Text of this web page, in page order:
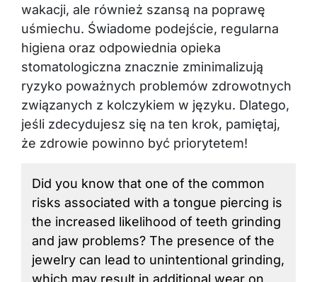
uśmiechu. Świadome podejście, regularna
higiena oraz odpowiednia opieka
stomatologiczna znacznie zminimalizują
ryzyko poważnych problemów zdrowotnych
związanych z kolczykiem w języku. Dlatego,
jeśli zdecydujesz się na ten krok, pamiętaj,
że zdrowie powinno być priorytetem!
Did you know that one of the common
risks associated with a tongue piercing is
the increased likelihood of teeth grinding
and jaw problems? The presence of the
jewelry can lead to unintentional grinding,
which may result in additional wear on